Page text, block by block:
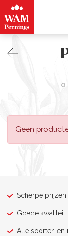
0
Geen
Scherpe prijzen
Goede kwaliteit
Alle soorten en